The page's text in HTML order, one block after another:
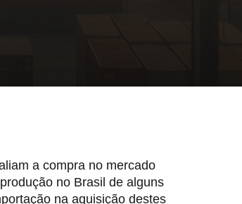
a compra no mercado
no Brasil de alguns
na aquisição destes